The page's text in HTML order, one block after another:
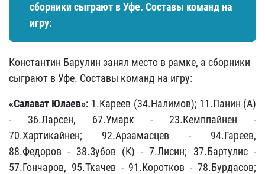
сборники сыграют в Уфе. Составы команд на
игру:
Константин Барулин занял место в рамке, а сборники
сыграют в Уфе. Составы команд на игру:
«Салават Юлаев»: 1.Кареев (34.Налимов); 11.Панин (А)
- 36.Ларсен, 67.Умарк - 23.Кемппайнен -
70.Хартикайнен; 92.Арзамасцев - 94.Гареев,
88.Федоров - 38.Зубов (К) - 7.Лисин; 37.Бартулис -
57.Гончаров, 95.Ткачев - 91.Коротков - 78.Бурдасов;